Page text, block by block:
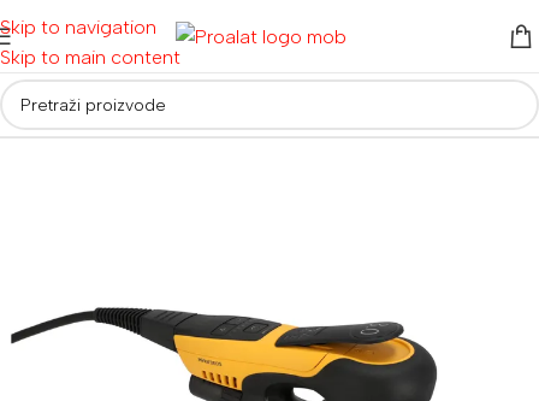
Skip to navigation
Skip to main content
Početna/ Auto detailing i oprema